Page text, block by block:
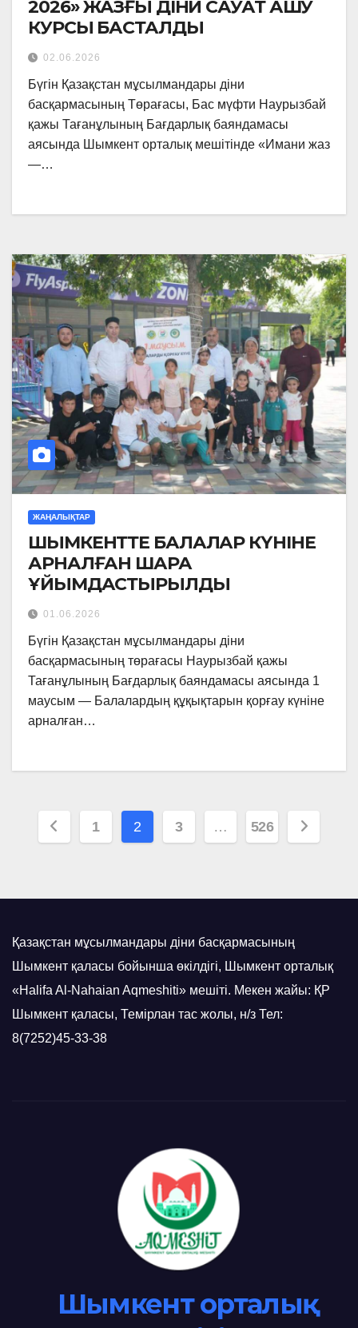
2026» ЖАЗҒЫ ДІНИ САУАТ АШУ
КУРСЫ БАСТАЛДЫ
02.06.2026
Бүгін Қазақстан мұсылмандары діни
басқармасының Төрағасы, Бас мүфти Наурызбай
қажы Тағанұлының Бағдарлық баяндамасы
аясында Шымкент орталық мешітінде «Имани жаз
—…
ЖАҢАЛЫҚТАР
ШЫМКЕНТТЕ БАЛАЛАР КҮНІНЕ
АРНАЛҒАН ШАРА
ҰЙЫМДАСТЫРЫЛДЫ
01.06.2026
Бүгін Қазақстан мұсылмандары діни
басқармасының төрағасы Наурызбай қажы
Тағанұлының Бағдарлық баяндамасы аясында 1
маусым — Балалардың құқықтарын қорғау күніне
арналған…
Posts
1 2 3 … 526
Қазақстан мұсылмандары діни басқармасының
Шымкент қаласы бойынша өкілдігі, Шымкент орталық
«Halifa Al-Nahaian Aqmeshiti» мешіті. Мекен жайы: ҚР
Шымкент қаласы, Темірлан тас жолы, н/з Тел:
8(7252)45-33-38
Шымкент орталық